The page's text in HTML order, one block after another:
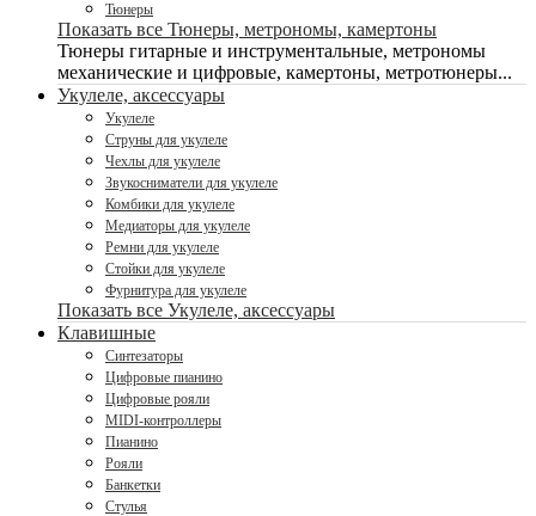
Тюнеры
Показать все Тюнеры, метрономы, камертоны
Тюнеры гитарные и инструментальные, метрономы
механические и цифровые, камертоны, метротюнеры...
Укулеле, аксессуары
Укулеле
Струны для укулеле
Чехлы для укулеле
Звукосниматели для укулеле
Комбики для укулеле
Медиаторы для укулеле
Ремни для укулеле
Стойки для укулеле
Фурнитура для укулеле
Показать все Укулеле, аксессуары
Клавишные
Синтезаторы
Цифровые пианино
Цифровые рояли
MIDI-контроллеры
Пианино
Рояли
Банкетки
Стулья